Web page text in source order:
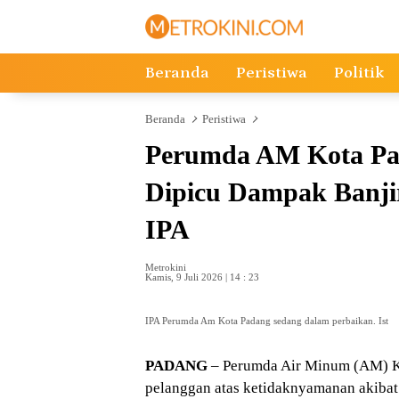
Beranda Peristiwa Politik
Beranda Peristiwa
Perumda AM Kota
Dipicu Dampak
IPA
Metrokini
Kamis, 9 Juli 2026 | 14 : 23
IPA Perumda Am Kota Padang sedang dalam perbaikan. Ist
PADANG – Perumda Air Minum (AM)
pelanggan atas ketidaknyamanan